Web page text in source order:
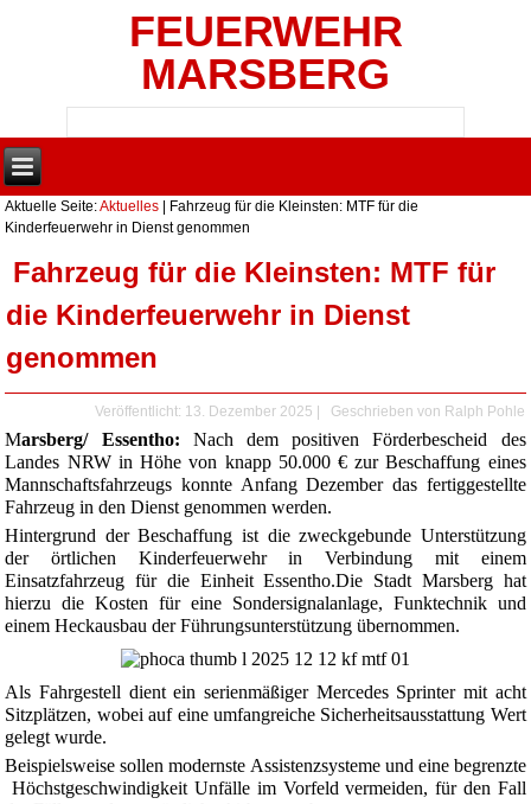
FEUERWEHR
MARSBERG
Aktuelle Seite:Aktuelles
Fahrzeug für die Kleinsten: MTF für die
Kinderfeuerwehr in Dienst genommen
Fahrzeug für die Kleinsten: MTF für
die Kinderfeuerwehr in Dienst
genommen
Veröffentlicht: 13. Dezember 2025 Geschrieben von Ralph Pohle
Marsberg/ Essentho: Nach dem positiven Förderbescheid des
Landes NRW in Höhe von knapp 50.000 € zur Beschaffung eines
Mannschaftsfahrzeugs konnte Anfang Dezember das fertiggestellte
Fahrzeug in den Dienst genommen werden.
Hintergrund der Beschaffung ist die zweckgebunde Unterstützung
der örtlichen Kinderfeuerwehr in Verbindung mit einem
Einsatzfahrzeug für die Einheit Essentho.Die Stadt Marsberg hat
hierzu die Kosten für eine Sondersignalanlage, Funktechnik und
einem Heckausbau der Führungsunterstützung übernommen.
Als Fahrgestell dient ein serienmäßiger Mercedes Sprinter mit acht
Sitzplätzen, wobei auf eine umfangreiche Sicherheitsausstattung Wert
gelegt wurde.
Beispielsweise sollen modernste Assistenzsysteme und eine begrenzte
Höchstgeschwindigkeit Unfälle im Vorfeld vermeiden, für den Fall